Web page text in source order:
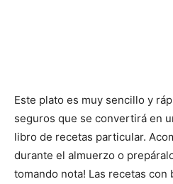
Este plato es muy sencillo y
seguros que se convertirá en
libro de recetas particular.
durante el almuerzo o
tomando nota! Las recetas con